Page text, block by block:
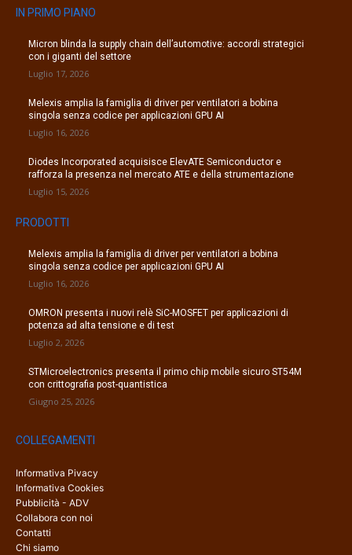
IN PRIMO PIANO
Micron blinda la supply chain dell’automotive: accordi strategici
con i giganti del settore
Luglio 17, 2026
Melexis amplia la famiglia di driver per ventilatori a bobina
singola senza codice per applicazioni GPU AI
Luglio 16, 2026
Diodes Incorporated acquisisce ElevATE Semiconductor e
rafforza la presenza nel mercato ATE e della strumentazione
Luglio 15, 2026
PRODOTTI
Melexis amplia la famiglia di driver per ventilatori a bobina
singola senza codice per applicazioni GPU AI
Luglio 16, 2026
OMRON presenta i nuovi relè SiC-MOSFET per applicazioni di
potenza ad alta tensione e di test
Luglio 2, 2026
STMicroelectronics presenta il primo chip mobile sicuro ST54M
con crittografia post-quantistica
Giugno 25, 2026
COLLEGAMENTI
Informativa Pivacy
Informativa Cookies
Pubblicità - ADV
Collabora con noi
Contatti
Chi siamo